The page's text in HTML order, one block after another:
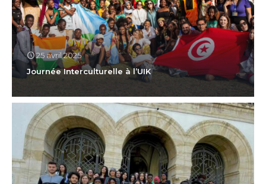
25 avril 2025
Journée Interculturelle à l’UIK